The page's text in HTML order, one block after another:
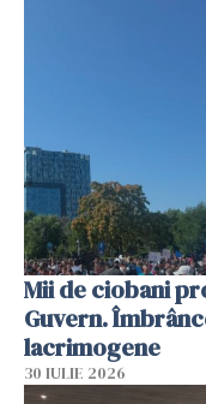
Mii de ciobani
Guvern.
lacrimogene
30 IULIE 2026